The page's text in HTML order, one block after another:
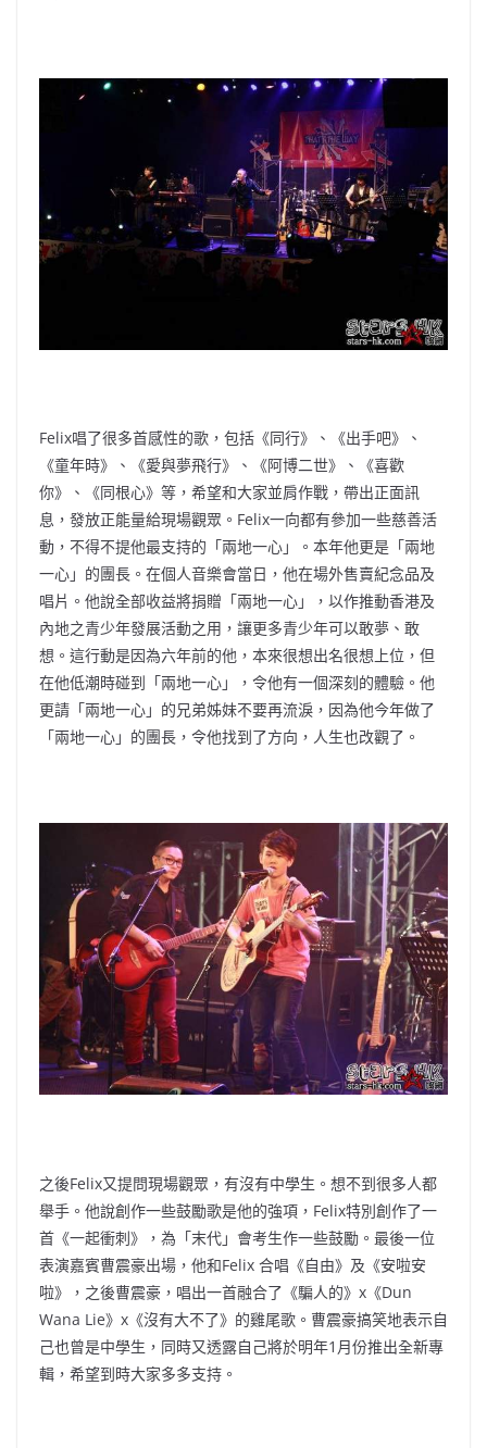
Felix唱了很多首感性的歌，包括《同行》、《出手吧》、
《童年時》、《愛與夢飛行》、《阿博二世》、《喜歡
你》、《同根心》等，希望和大家並肩作戰，帶出正面訊
息，發放正能量給現場觀眾。Felix一向都有參加一些慈善活
動，不得不提他最支持的「兩地一心」。本年他更是「兩地
一心」的團長。在個人音樂會當日，他在場外售賣紀念品及
唱片。他說全部收益將捐贈「兩地一心」，以作推動香港及
內地之青少年發展活動之用，讓更多青少年可以敢夢、敢
想。這行動是因為六年前的他，本來很想出名很想上位，但
在他低潮時碰到「兩地一心」，令他有一個深刻的體驗。他
更請「兩地一心」的兄弟姊妹不要再流淚，因為他今年做了
「兩地一心」的團長，令他找到了方向，人生也改觀了。
之後Felix又提問現場觀眾，有沒有中學生。想不到很多人都
舉手。他說創作一些鼓勵歌是他的強項，Felix特別創作了一
首《一起衝刺》，為「末代」會考生作一些鼓勵。最後一位
表演嘉賓曹震豪出場，他和Felix 合唱《自由》及《安啦安
啦》，之後曹震豪，唱出一首融合了《騙人的》x《Dun
Wana Lie》x《沒有大不了》的雞尾歌。曹震豪搞笑地表示自
己也曾是中學生，同時又透露自己將於明年1月份推出全新專
輯，希望到時大家多多支持。